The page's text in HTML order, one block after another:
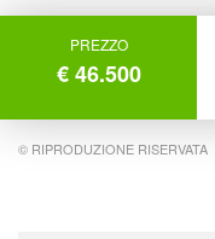
PREZZO
€ 46.500
© RIPRODUZIONE RISERVATA